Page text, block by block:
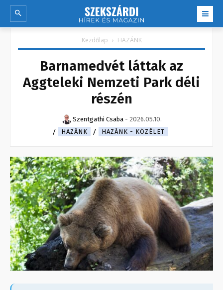
Kezdőlap HAZÁNK
Barnamedvét láttak az
Aggteleki Nemzeti Park déli
részén
Szentgathi Csaba - 2026.05.10.
HAZÁNK
HAZÁNK - KÖZÉLET